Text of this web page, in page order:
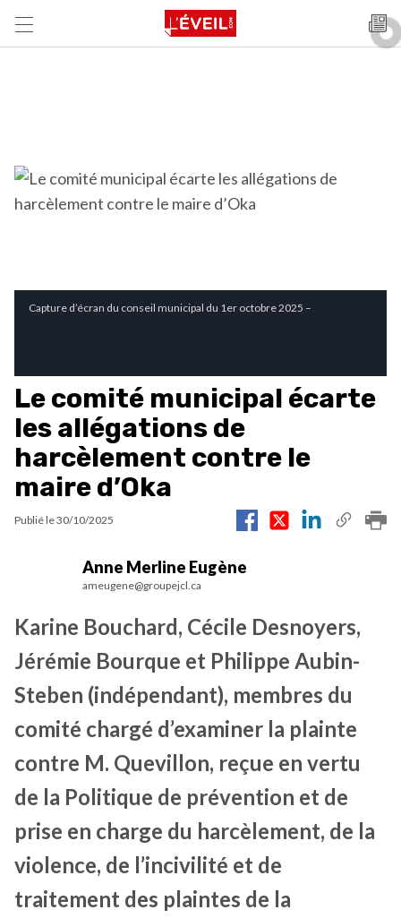
Capture d’écran du conseil municipal du 1er octobre 2025 –
Le comité municipal écarte
les allégations de
harcèlement contre le
maire d’Oka
Publié le30/10/2025
Anne Merline Eugène
ameugene@groupejcl.ca
Karine Bouchard, Cécile Desnoyers,
Jérémie Bourque et Philippe Aubin-
Steben (indépendant), membres du
comité chargé d’examiner la plainte
contre M. Quevillon, reçue en vertu
de la Politique de prévention et de
prise en charge du harcèlement, de la
violence, de l’incivilité et de
traitement des plaintes de la